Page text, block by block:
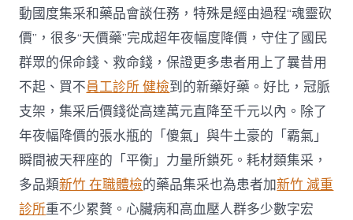
動國度集采和藥品會談任務，特殊是經由過程“魂靈砍
價”，很多“天價藥”完成超年夜幅度降價，守住了國民
群眾的保命錢、救命錢，保證更多患者用上了曩昔用
不起、買不員工診所 健檢到的新藥好藥。好比，冠脈
支架，集采后價錢從高達萬元直降至千元以內。除了
年夜幅降價的張水瓶的「傻氣」與牛土豪的「霸氣」
瞬間被天秤座的「平衡」力量所鎖死。耗材類集采，
多品類新竹 在職體檢的藥品集采也為患者加新竹 減重
診所重不少累贅。心臟病和高血壓人群多少數字宏